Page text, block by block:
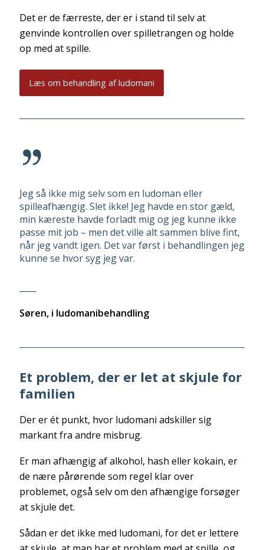
Det er de færreste, der er i stand til selv at
genvinde kontrollen over spilletrangen og holde
op med at spille.
Læs om behandling af ludomani
Jeg så ikke mig selv som en ludoman eller
spilleafhængig. Slet ikke! Jeg havde en stor gæld,
min kæreste havde forladt mig og jeg kunne ikke
passe mit job – men det ville alt sammen blive fint,
når jeg vandt igen. Det var først i behandlingen jeg
kunne se hvor syg jeg var.
Søren, i ludomanibehandling
Et problem, der er let at skjule for
familien
Der er ét punkt, hvor ludomani adskiller sig
markant fra andre misbrug.
Er man afhængig af alkohol, hash eller kokain, er
de nære pårørende som regel klar over
problemet, også selv om den afhængige forsøger
at skjule det.
Sådan er det ikke med ludomani, for det er lettere